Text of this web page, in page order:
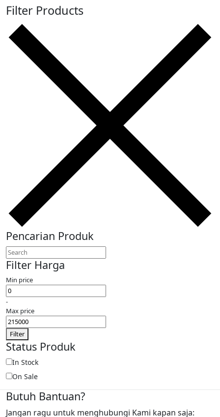
Filter Products
Pencarian Produk
Filter Harga
Min price
-
Max price
Filter
Status Produk
In Stock
On Sale
Butuh Bantuan?
Jangan ragu untuk menghubungi Kami kapan saja: